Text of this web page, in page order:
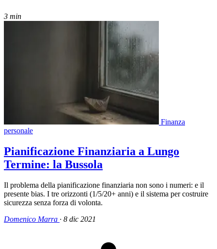
3 min
Finanza
personale
Pianificazione Finanziaria a Lungo
Termine: la Bussola
Il problema della pianificazione finanziaria non sono i numeri: e il
presente bias. I tre orizzonti (1/5/20+ anni) e il sistema per costruire
sicurezza senza forza di volonta.
Domenico Marra · 8 dic 2021